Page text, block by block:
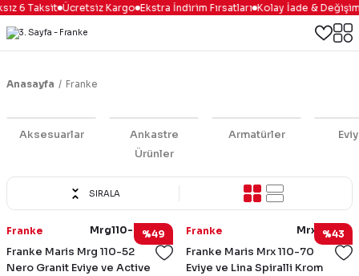
6 Taksit Ücretsiz Kargo Ekstra İndirim Fırsatları Kolay İade & Değişim
Anasayfa Franke
Aksesuarlar
Ankastre
Ürünler
Armatürler
SIRALA
%49
Franke Mrg110-52Nero
Franke Maris Mrg 110-52
Nero Granit Eviye ve Active
%43
Franke Mrx110-70
Franke Maris Mrx 110-70
Eviye ve Lina Spiralli Krom